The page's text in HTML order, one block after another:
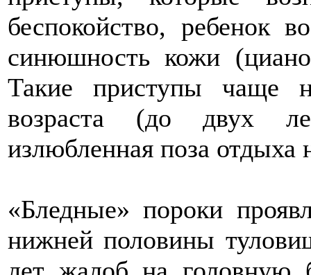
беспокойство, ребенок
синюшность кожи
Такие приступы чаще
возраста (до двух
излюбленная поза отдыха
«Бледные» пороки
нижней половины